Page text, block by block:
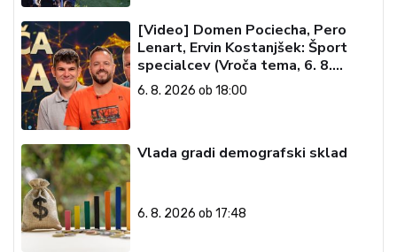
[Video] Domen Pociecha, Pero
Lenart, Ervin Kostanjšek: Šport
specialcev (Vroča tema, 6. 8.
2026)
6. 8. 2026 ob 18:00
Vlada gradi demografski sklad
6. 8. 2026 ob 17:48